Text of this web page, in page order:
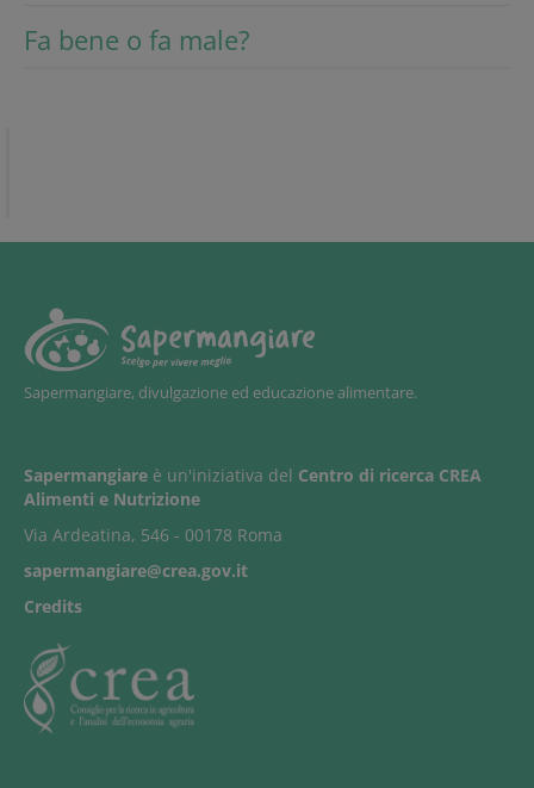
Fa bene o fa male?
Sapermangiare, divulgazione ed educazione alimentare.
Sapermangiare è un'iniziativa del Centro di ricerca CREA
Alimenti e Nutrizione
Via Ardeatina, 546 - 00178 Roma
sapermangiare@crea.gov.it
Credits